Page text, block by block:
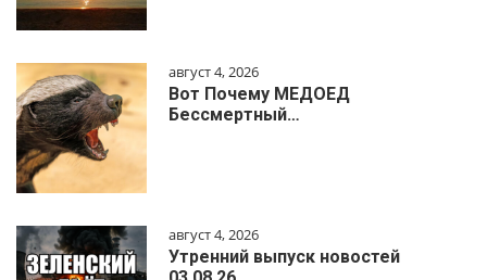
август 4, 2026
Вот Почему МЕДОЕД
Бессмертный…
август 4, 2026
Утренний выпуск новостей